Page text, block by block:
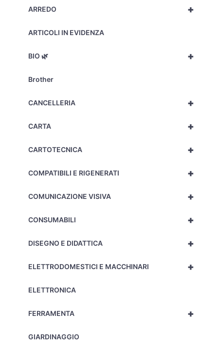
+
ARREDO
ARTICOLI IN EVIDENZA
+
BIO 🌿
Brother
+
CANCELLERIA
+
CARTA
+
CARTOTECNICA
+
COMPATIBILI E RIGENERATI
+
COMUNICAZIONE VISIVA
+
CONSUMABILI
+
DISEGNO E DIDATTICA
+
ELETTRODOMESTICI E MACCHINARI
ELETTRONICA
+
FERRAMENTA
GIARDINAGGIO